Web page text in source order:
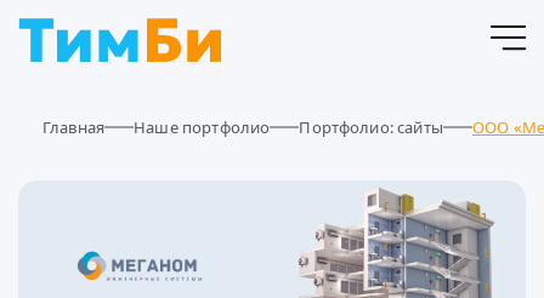
Главная Наше портфолио Портфолио: сайты ООО